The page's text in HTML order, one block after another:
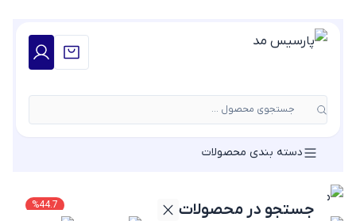
جستجوی محصول ...
جستجو در محصولات
دسته بندی محصولات
44.7
%